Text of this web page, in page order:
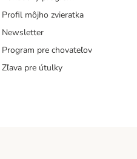
Profil môjho zvieratka
Newsletter
Program pre chovateľov
Zľava pre útulky